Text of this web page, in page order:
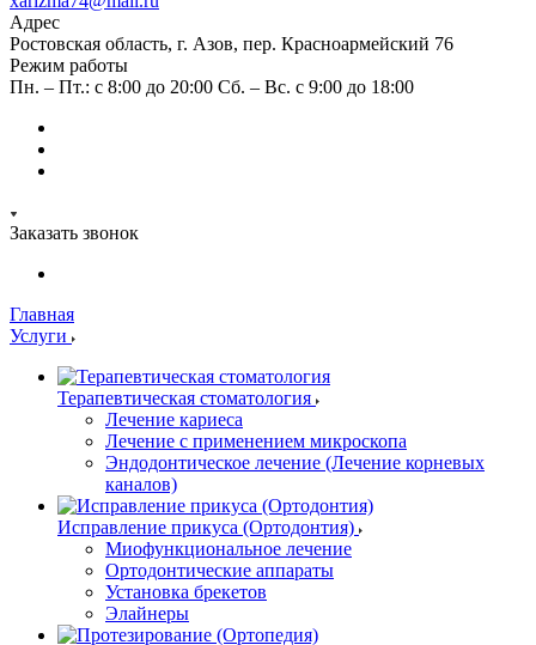
Адрес
Ростовская область, г. Азов, пер. Красноармейский 76
Режим работы
Пн. – Пт.: с 8:00 до 20:00 Сб. – Вс. c 9:00 до 18:00
Заказать звонок
Главная
Услуги
Терапевтическая стоматология
Лечение кариеса
Лечение с применением микроскопа
Эндодонтическое лечение (Лечение корневых
каналов)
Исправление прикуса (Ортодонтия)
Миофункциональное лечение
Ортодонтические аппараты
Установка брекетов
Элайнеры